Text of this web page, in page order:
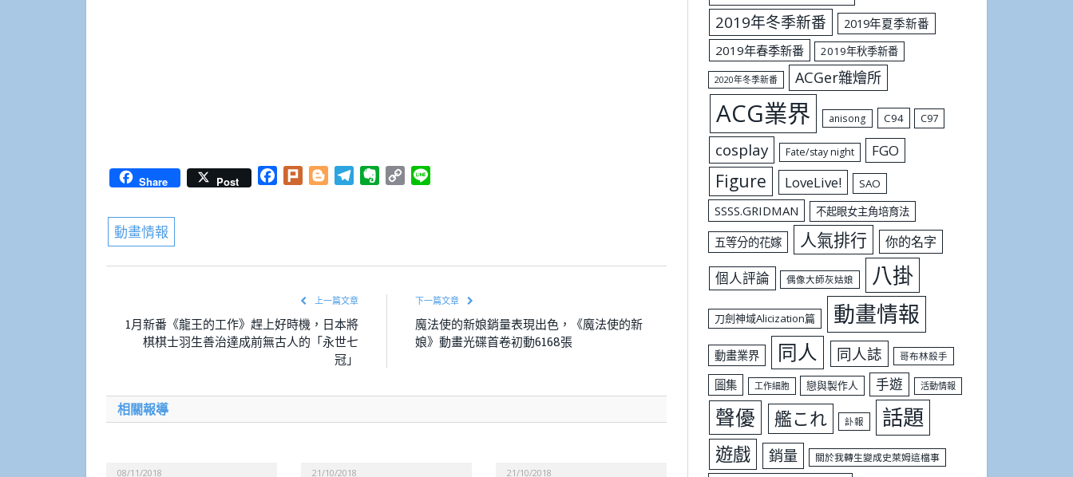
Share Post Facebook
Plurk BloggerTelegramEvernote
Copy
動畫情報
上一篇文章
1月新番《龍王的工作》趕上好時機，日本將
棋棋士羽生善治達成前無古人的「永世七
冠」
下一篇文章
魔法使的新娘銷量表現出色，《魔法使的新
娘》動畫光碟首卷初動6168張
相關報導
08/11/2018 21/10/2018 21/10/2018
2019年冬季新番
2019年夏季新番
2019年春季新番
2019年秋季新番
2020年冬季新番 ACGer雜燴所
ACG業界 anisong C94 C97
cosplay Fate/stay night FGO
Figure LoveLive! SAO
SSSS.GRIDMAN 不起眼女主角培育法
五等分的花嫁 人氣排行 你的名字
個人評論 偶像大師灰姑娘 八掛
刀劍神域Alicization篇 動畫情報
動畫業界 同人 同人誌 哥布林殺手
圖集 工作細胞 戀與製作人 手遊 活動情報
聲優 艦これ 訃報 話題
遊戲 銷量 關於我轉生變成史萊姆這檔事